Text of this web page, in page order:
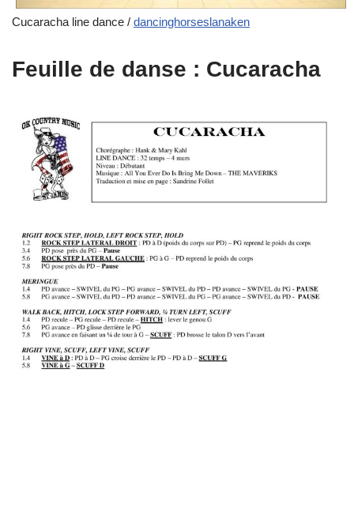
Cucaracha line dance / dancinghorseslanaken
Feuille de danse : Cucaracha